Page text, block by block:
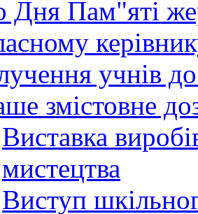
Дня Пам"яті
учнів
змістовне
Виставка
мистецтва
Виступ